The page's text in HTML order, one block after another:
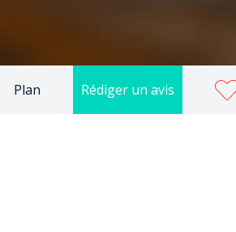
Plan Rédiger un avis